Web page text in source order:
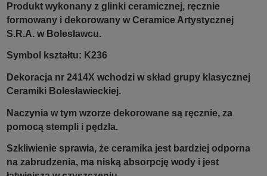
Produkt wykonany z glinki ceramicznej, ręcznie
formowany i dekorowany w Ceramice Artystycznej
S.R.A. w Bolesławcu.
Symbol kształtu: K236
Dekoracja nr 2414X wchodzi w skład grupy klasycznej
Ceramiki Bolesławieckiej.
Naczynia w tym wzorze dekorowane są ręcznie, za
pomocą stempli i pędzla.
Szkliwienie sprawia, że ceramika jest bardziej odporna
na zabrudzenia, ma niską absorpcję wody i jest